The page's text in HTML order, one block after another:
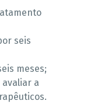
seis
meses;
a